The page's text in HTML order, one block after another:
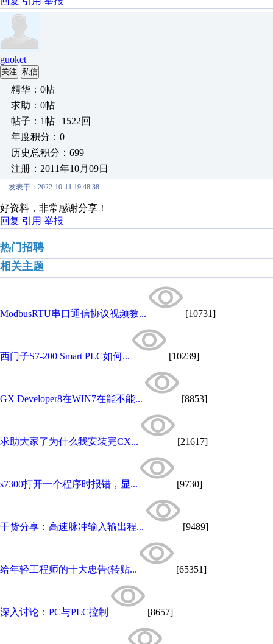
guoket
关注 私信
精华：0帖
求助：0帖
帖子：1帖 | 1522回
年度积分：0
历史总积分：699
注册：2011年10月09日
发表于：2022-10-11 19:48:38
好资料，非常感谢分享！
回复 引用 举报
热门招聘
相关主题
ModbusRTU串口通信协议视频教... [10731]
西门子S7-200 Smart PLC如何... [10239]
GX Developer8在WIN7在能不能... [8853]
求助大家了为什么我安装完CX... [21617]
s7300打开一个程序时报错，显... [9730]
干货分享：高速脉冲输入输出程... [9489]
给年轻工程师的十大忠告(转贴... [65351]
深入讨论：PC与PLC控制 [8657]